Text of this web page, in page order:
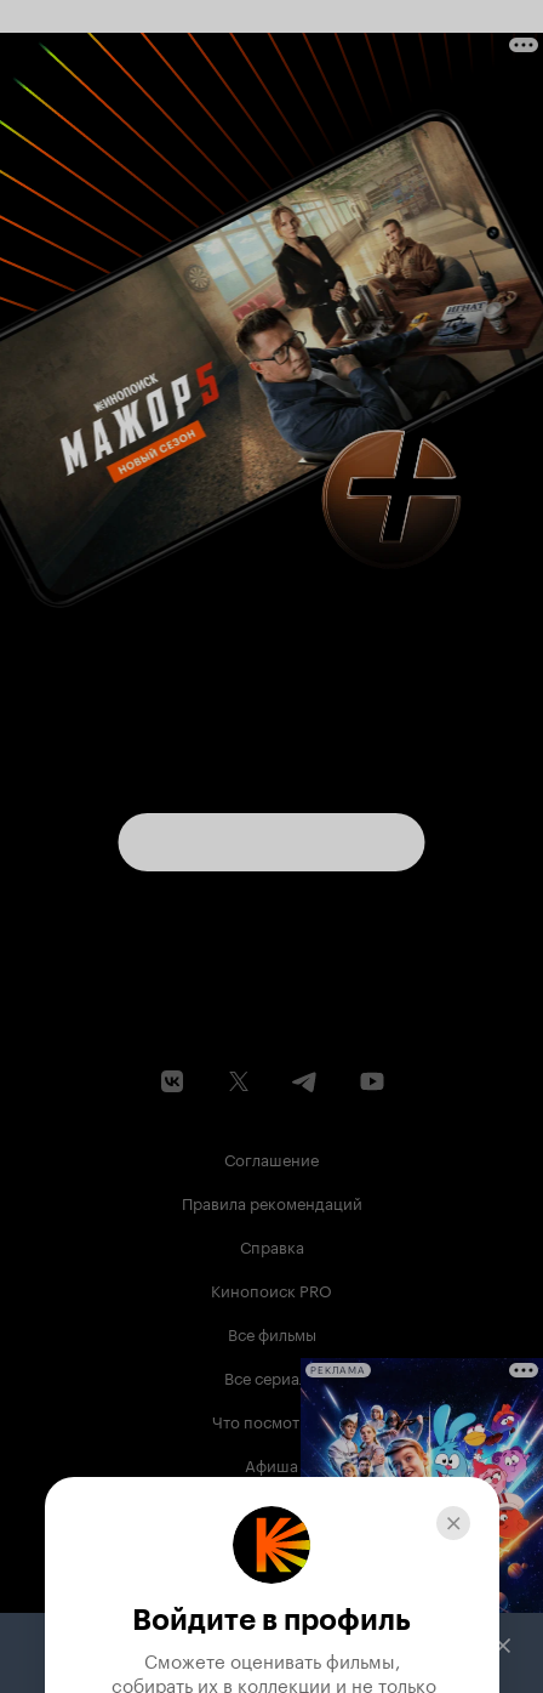
Соглашение
Правила рекомендаций
Справка
Кинопоиск PRO
Все фильмы
Все сериалы
Что посмотреть
Афиша
Музыка
Телепрограмма
Служба поддержки
РЕКЛАМА
Войдите в профиль
Сможете оценивать фильмы,
собирать их в коллекции и не только